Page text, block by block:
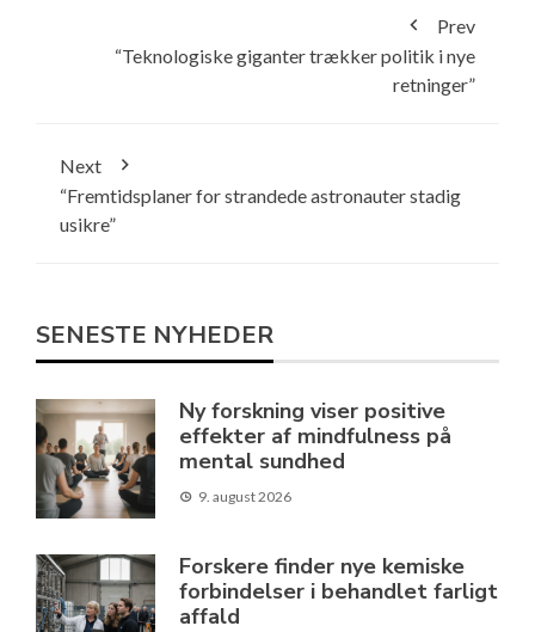
Prev
“Teknologiske giganter trækker politik i nye
retninger”
Next
“Fremtidsplaner for strandede astronauter stadig
usikre”
SENESTE NYHEDER
Ny forskning viser positive
effekter af mindfulness på
mental sundhed
9. august 2026
Forskere finder nye kemiske
forbindelser i behandlet farligt
affald